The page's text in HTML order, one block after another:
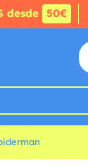
desde 50€